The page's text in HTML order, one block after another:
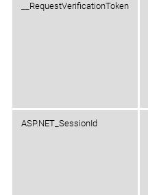
__RequestVerificationToken
ASP.NET_SessionId